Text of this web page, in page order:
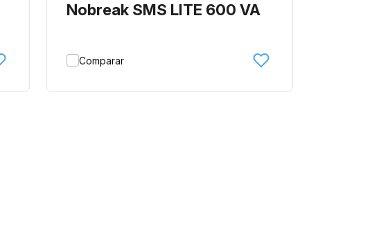
Nobreak SMS LITE 600 VA
Comparar